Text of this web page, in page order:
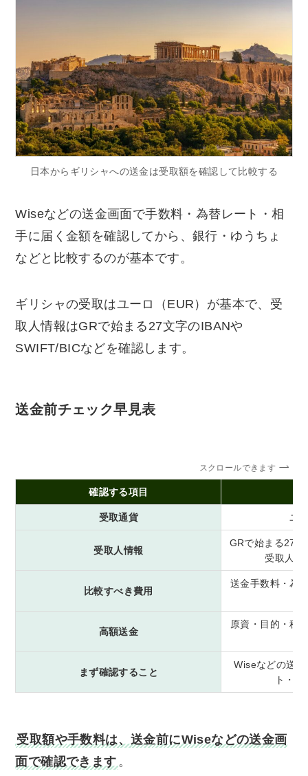
日本からギリシャへの送金は受取額を確認して比較する
Wiseなどの送金画面で手数料・為替レート・相
手に届く金額を確認してから、銀行・ゆうちょ
などと比較するのが基本です。
ギリシャの受取はユーロ（EUR）が基本で、受
取人情報はGRで始まる27文字のIBANや
SWIFT/BICなどを確認します。
送金前チェック早見表
スクロールできます
確認する項目
受取通貨 ユ
受取人情報
GRで始まる27
受取人氏
比較すべき費用
送金手数料・為
高額送金
原資・目的・税
まず確認すること
Wiseなどの送
ト・
受取額や手数料は、送金前にWiseなどの送金画
面で確認できます 。